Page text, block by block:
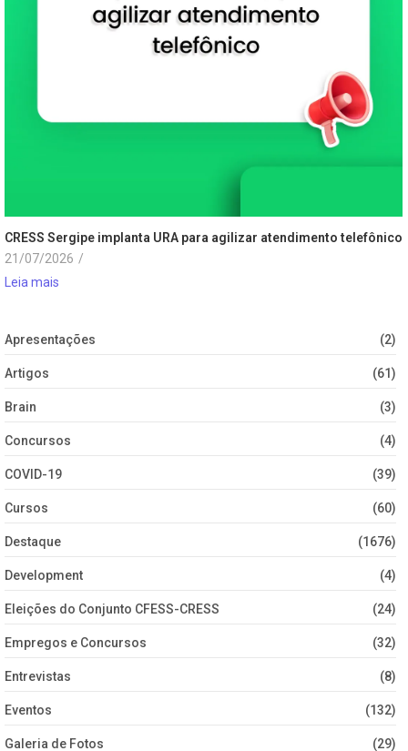
CRESS Sergipe implanta URA para agilizar atendimento telefônico
21/07/2026 /
Leia mais
Apresentações (2)
Artigos (61)
Brain (3)
Concursos (4)
COVID-19 (39)
Cursos (60)
Destaque (1676)
Development (4)
Eleições do Conjunto CFESS-CRESS (24)
Empregos e Concursos (32)
Entrevistas (8)
Eventos (132)
Galeria de Fotos (29)